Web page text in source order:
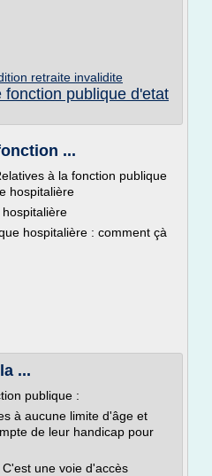
retraite invalidite
fonction publique d'etat
...
à la fonction publique
hospitalière
hospitalière : comment çà
...
publique :
à aucune limite d'âge et
de leur handicap pour
une voie d'accès